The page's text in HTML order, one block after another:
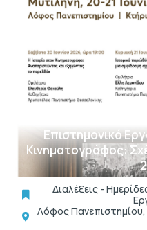
t
Επιστημονικό
Κινηματογράφος:
Διαλέξεις -
Λόφος